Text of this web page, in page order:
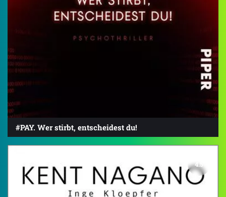
#PAY. Wer stirbt, entscheidest du!
4.5